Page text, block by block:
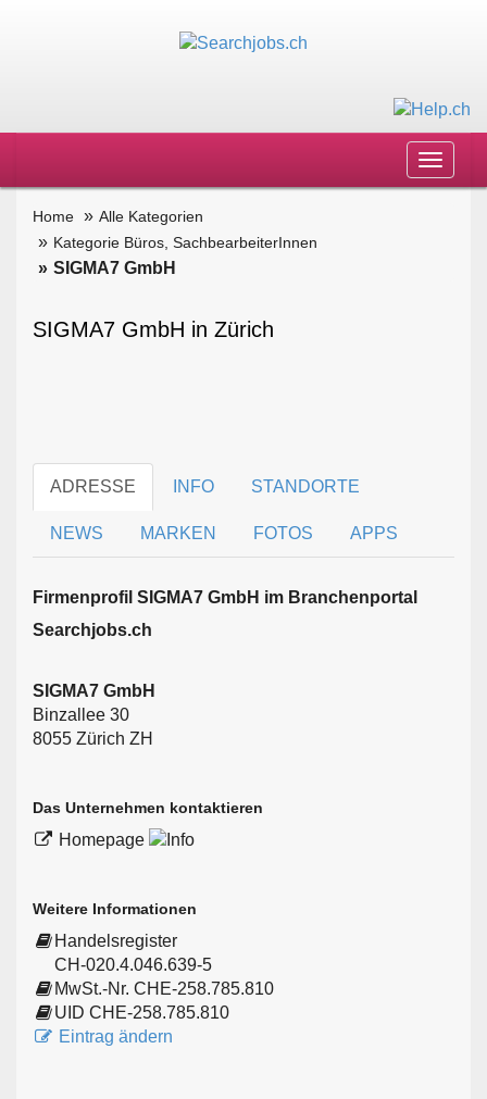
Toggle
Home
Alle Kategorien
Kategorie Büros, SachbearbeiterInnen
SIGMA7 GmbH
SIGMA7 GmbH in Zürich
ADRESSE INFO STANDORTE
NEWS MARKEN FOTOS APPS
Firmen­profil SIGMA7 GmbH im Branchen­portal
Searchjobs.ch
SIGMA7 GmbH
Binzallee 30
8055 Zürich ZH
Das Unternehmen kontaktieren
Homepage
Weitere Informationen
Handelsregister
CH-020.4.046.639-5
MwSt.-Nr. CHE-258.785.810
UID CHE-258.785.810
Eintrag ändern